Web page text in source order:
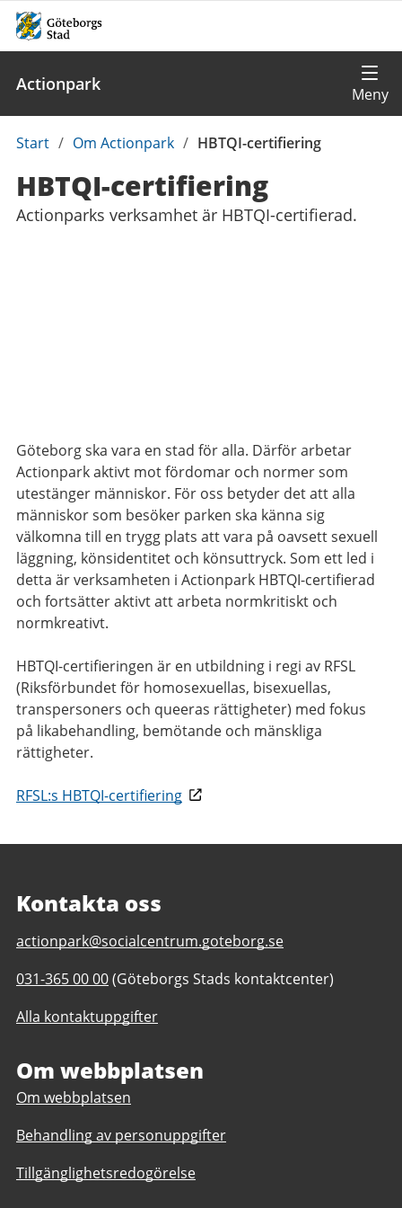
Actionpark
Du
här:
Start / Om Actionpark / HBTQI-certifiering
HBTQI-certifiering
Actionparks verksamhet är HBTQI-certifierad.
Göteborg ska vara en stad för alla. Därför arbetar
Actionpark aktivt mot fördomar och normer som
utestänger människor. För oss betyder det att alla
människor som besöker parken ska känna sig
välkomna till en trygg plats att vara på oavsett sexuell
läggning, könsidentitet och könsuttryck. Som ett led i
detta är verksamheten i Actionpark HBTQI-certifierad
och fortsätter aktivt att arbeta normkritiskt och
normkreativt.
HBTQI-certifieringen är en utbildning i regi av RFSL
(Riksförbundet för homosexuellas, bisexuellas,
transpersoners och queeras rättigheter) med fokus
på likabehandling, bemötande och mänskliga
rättigheter.
RFSL:s HBTQI-certifiering
Kontakta oss
E-
till
Actionparken
(bemannad
actionpark@socialcentrum.goteborg.se
Telefonnummer
Actionparken
plats)
031-365 00 00(Göteborgs Stads kontaktcenter)
Alla kontaktuppgifter
Om webbplatsen
Om webbplatsen
Behandling av personuppgifter
Tillgänglighetsredogörelse